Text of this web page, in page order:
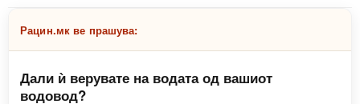
Рацин.мк ве прашува:
Дали ѝ верувате на водата од вашиот
водовод?